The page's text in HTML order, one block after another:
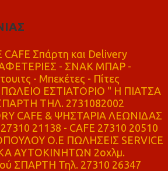
CAFE Σπάρτη και Delivery
- ΣΝΑΚ ΜΠΑΡ -
- Μπεκέτες - Πίτες
ΕΣΤΙΑΤΟΡΙΟ " Η ΠΙΑΤΣΑ
ΤΗΛ. 2731082002
CAFE & ΨΗΣΤΑΡΙΑ ΛΕΩΝΙΔΑΣ
21138 - CAFE 27310 20510
Ο.Ε ΠΩΛΗΣΕΙΣ SERVICE
ΑΥΤΟΚΙΝΗΤΩΝ 2οχλμ.
ΣΠΑΡΤΗ Τηλ. 27310 26347